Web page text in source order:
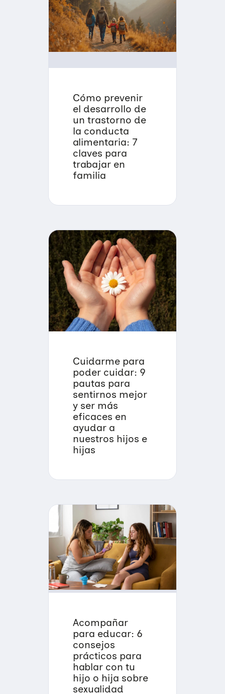
Cómo prevenir
el desarrollo de
un trastorno de
la conducta
alimentaria: 7
claves para
trabajar en
familia
Cuidarme para
poder cuidar: 9
pautas para
sentirnos mejor
y ser más
eficaces en
ayudar a
nuestros hijos e
hijas
Acompañar
para educar: 6
consejos
prácticos para
hablar con tu
hijo o hija sobre
sexualidad